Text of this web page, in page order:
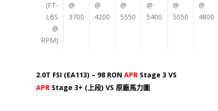
(FT-
LBS
@
RPM)
@
3700
@
4200
@
5550
@
5400
@
5050
@
4800
2.0T FSI (EA113) – 98 RON APR Stage 3 VS
APR Stage 3+ (上段) VS 原廠馬力圖